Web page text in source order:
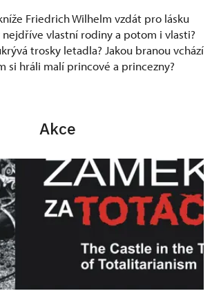
Friedrich Wilhelm vzdát pro lásku
vlastní rodiny a potom i vlasti?
trosky letadla? Jakou branou vchází
si hráli malí princové a princezny?
Akce